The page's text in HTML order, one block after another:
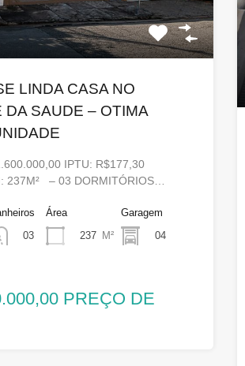
LINDA CASA NO
DA SAUDE – OTIMA
IPTU: R$177,30
237M² – 03 DORMITÓRIOS…
03
Área
237 M²
Garagem
04
PREÇO DE